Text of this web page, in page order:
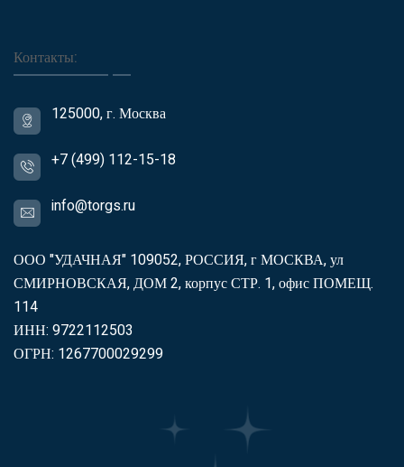
Контакты:
125000, г. Москва
+7 (499) 112-15-18
info@torgs.ru
ООО "УДАЧНАЯ" 109052, РОССИЯ, г МОСКВА, ул
СМИРНОВСКАЯ, ДОМ 2, корпус СТР. 1, офис ПОМЕЩ.
114
ИНН: 9722112503
ОГРН: 1267700029299